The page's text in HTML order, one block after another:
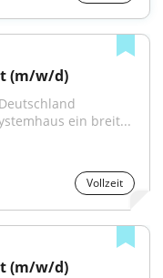
(m/w/d)
ein breit...
Vollzeit
(m/w/d)